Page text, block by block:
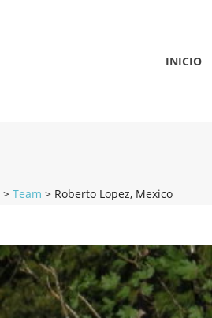
INICIO
> Team > Roberto Lopez, Mexico